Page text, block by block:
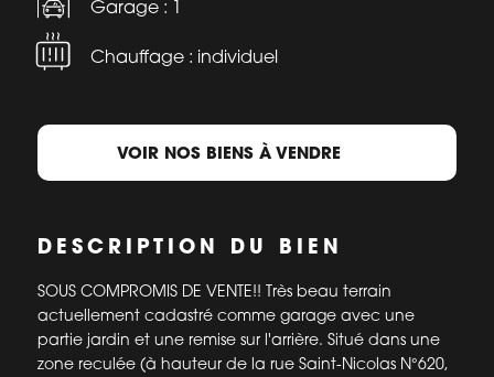
Garage : 1
Chauffage : individuel
VOIR NOS BIENS À VENDRE
DESCRIPTION DU BIEN
SOUS COMPROMIS DE VENTE!! Très beau terrain
actuellement cadastré comme garage avec une
partie jardin et une remise sur l'arrière. Situé dans une
zone reculée (à hauteur de la rue Saint-Nicolas N°620,